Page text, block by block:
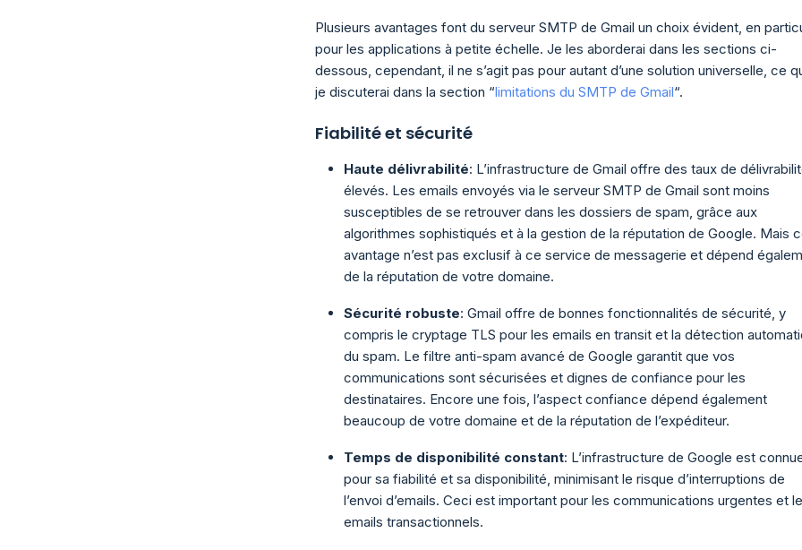
Plusieurs avantages font du serveur SMTP de Gmail un choix évident, en
pour les applications à petite échelle. Je les aborderai dans les sections ci-
dessous, cependant, il ne s’agit pas pour autant d’une solution universelle, ce
je discuterai dans la section “limitations du SMTP de Gmail“.
Fiabilité et sécurité
Haute délivrabilité: L’infrastructure de Gmail offre des taux de
élevés. Les emails envoyés via le serveur SMTP de Gmail sont moins
susceptibles de se retrouver dans les dossiers de spam, grâce aux
algorithmes sophistiqués et à la gestion de la réputation de Google. Mais
avantage n’est pas exclusif à ce service de messagerie et dépend
de la réputation de votre domaine.
Sécurité robuste: Gmail offre de bonnes fonctionnalités de sécurité, y
compris le cryptage TLS pour les emails en transit et la détection
du spam. Le filtre anti-spam avancé de Google garantit que vos
communications sont sécurisées et dignes de confiance pour les
destinataires. Encore une fois, l’aspect confiance dépend également
beaucoup de votre domaine et de la réputation de l’expéditeur.
Temps de disponibilité constant: L’infrastructure de Google est
pour sa fiabilité et sa disponibilité, minimisant le risque d’interruptions de
l’envoi d’emails. Ceci est important pour les communications urgentes et
emails transactionnels.